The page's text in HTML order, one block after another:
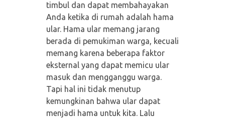
timbul dan dapat membahayakan
Anda ketika di rumah adalah hama
ular. Hama ular memang jarang
berada di pemukiman warga, kecuali
memang karena beberapa faktor
eksternal yang dapat memicu ular
masuk dan mengganggu warga.
Tapi hal ini tidak menutup
kemungkinan bahwa ular dapat
menjadi hama untuk kita. Lalu